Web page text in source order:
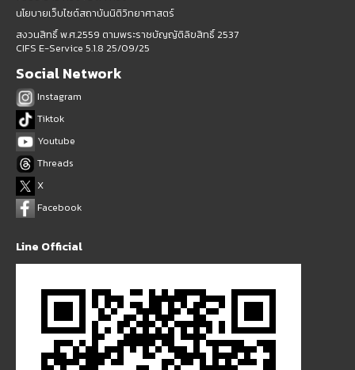
นโยบายเว็บไซต์สถาบันนิติวิทยาศาสตร์
สงวนสิทธิ์ พ.ศ.2559 ตามพระราชบัญญัติลิขสิทธิ์ 2537
CIFS E-Service 5.1.8 25/09/25
Social Network
Instagram
Tiktok
Youtube
Threads
X
Facebook
Line Official